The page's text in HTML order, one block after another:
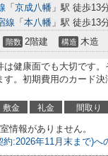
「 京成八幡 」駅 徒歩13
線 「 本八幡 」駅 徒歩13
階数 2階建 構造 木造
は健康面でも大切です
す。初期費用のカード
敷金 礼金 間取り
情報がありません。
:2026年11月末まで)へ